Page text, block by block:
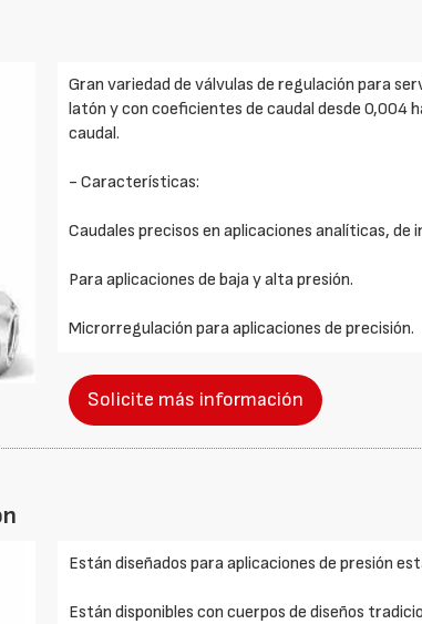
Gran variedad de válvulas de regulación para
latón y con coeficientes de caudal desde 0,004
caudal.
- Características:
Caudales precisos en aplicaciones analíticas,
Para aplicaciones de baja y alta presión.
Microrregulación para aplicaciones de precisión.
Solicite más información
Están diseñados para aplicaciones de presión
Están disponibles con cuerpos de diseños